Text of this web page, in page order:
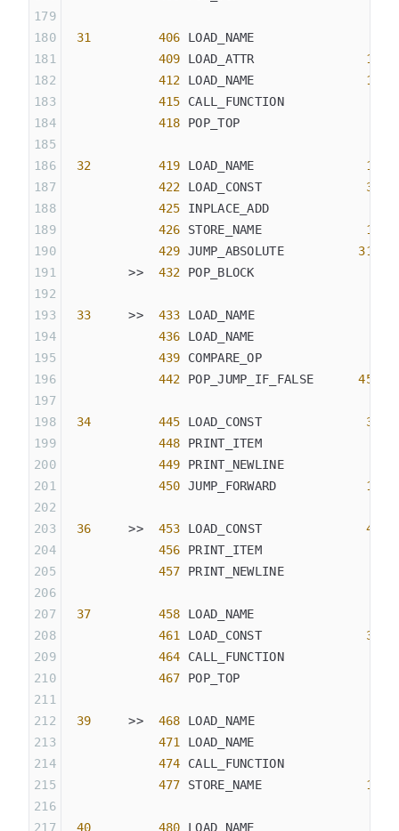
31
         406
LOAD_NAME
            409
LOAD_ATTR 17
            412
LOAD_NAME 16
            415
CALL_FUNCTION
            418
POP_TOP
32
         419
LOAD_NAME 10
            422
LOAD_CONST 35
            425
INPLACE_ADD
            426
STORE_NAME 10
            429
JUMP_ABSOLUTE 315
        >>
432 POP_BLOCK
33
     >>
433 LOAD_NAME
            436
LOAD_NAME
            439
COMPARE_OP
            442
POP_JUMP_IF_FALSE 453
34
         445
LOAD_CONST 38
            448
PRINT_ITEM
            449
PRINT_NEWLINE
            450
JUMP_FORWARD 15
36
     >>
453 LOAD_CONST 42
            456
PRINT_ITEM
            457
PRINT_NEWLINE
37
         458
LOAD_NAME
            461
LOAD_CONST 32
            464
CALL_FUNCTION
            467
POP_TOP
39
     >>
468 LOAD_NAME
            471
LOAD_NAME
            474
CALL_FUNCTION
            477
STORE_NAME 18
40
         480
LOAD_NAME